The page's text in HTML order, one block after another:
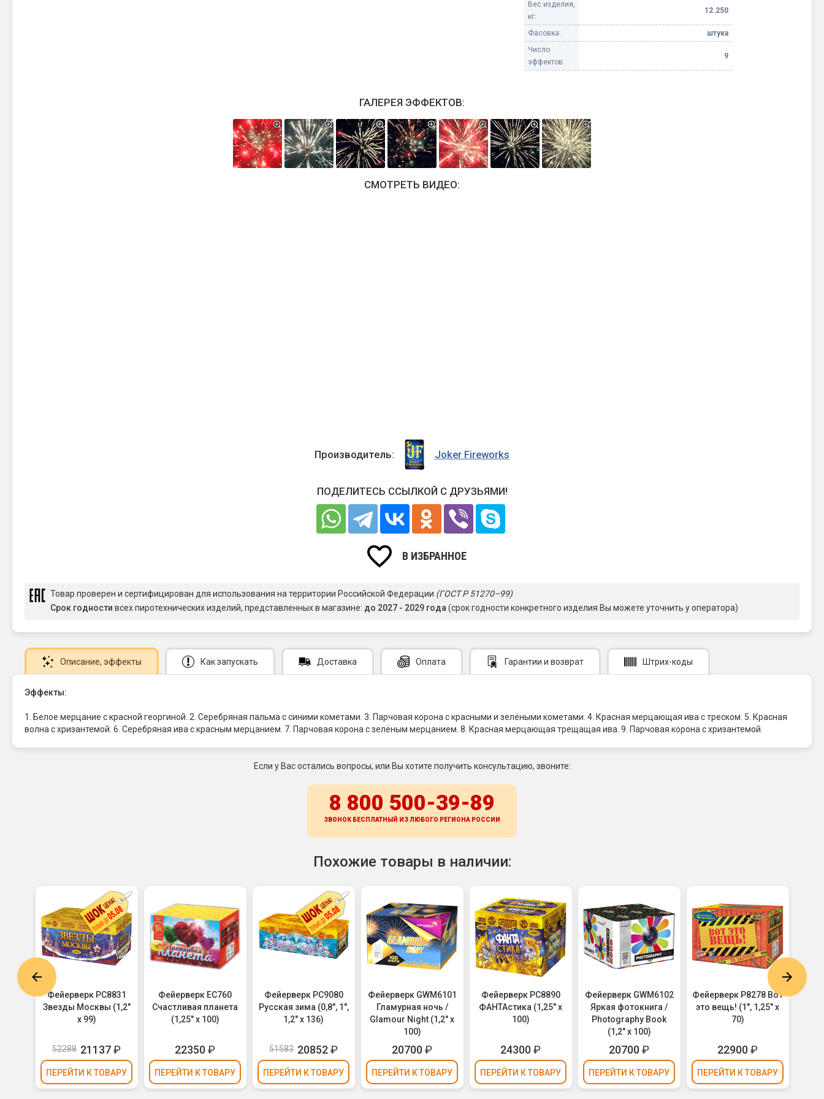
Вес изделия,
кг:
12.250
Фасовка:
штука
Число
эффектов:
9
ГАЛЕРЕЯ ЭФФЕКТОВ:
СМОТРЕТЬ ВИДЕО:
Производитель: Joker Fireworks
ПОДЕЛИТЕСЬ ССЫЛКОЙ С ДРУЗЬЯМИ!
В ИЗБРАННОЕ
Товар проверен и сертифицирован для использования на территории Российской Федерации (ГОСТ Р 51270–99)
Срок годности всех пиротехнических изделий, представленных в магазине: до 2027 - 2029 года (срок годности конкретного изделия Вы можете уточнить у оператора)
Описание, эффекты Как запускать Доставка Оплата Гарантии и возврат Штрих-коды
Эффекты:
1. Белое мерцание с красной георгиной. 2. Серебряная пальма с синими кометами. 3. Парчовая корона с красными и зелёными кометами. 4. Красная мерцающая ива с треском. 5. Красная
волна с хризантемой. 6. Серебряная ива с красным мерцанием. 7. Парчовая корона с зелёным мерцанием. 8. Красная мерцающая трещащая ива. 9. Парчовая корона с хризантемой.
Если у Вас остались вопросы, или Вы хотите получить консультацию, звоните:
8 800 500-39-89
ЗВОНОК БЕСПЛАТНЫЙ ИЗ ЛЮБОГО РЕГИОНА РОССИИ
Похожие товары в наличии:
Фейерверк РС8831
Звезды Москвы (1,2"
х 99)
52288 21137₽
ПЕРЕЙТИ К ТОВАРУ
Фейерверк ЕС760
Счастливая планета
(1,25" х 100)
22350₽
ПЕРЕЙТИ К ТОВАРУ
Фейерверк РС9080
Русская зима (0,8", 1",
1,2" х 136)
51583 20852₽
ПЕРЕЙТИ К ТОВАРУ
Фейерверк GWM6101
Гламурная ночь /
Glamour Night (1,2" х
100)
20700₽
ПЕРЕЙТИ К ТОВАРУ
Фейерверк РС8890
ФАНТАстика (1,25" х
100)
24300₽
ПЕРЕЙТИ К ТОВАРУ
Фейерверк GWM6102
Яркая фотокнига /
Photography Book
(1,2" х 100)
20700₽
ПЕРЕЙТИ К ТОВАРУ
Фейерверк Р8278 Вот
это вещь! (1", 1,25" х
70)
22900₽
ПЕРЕЙТИ К ТОВАРУ